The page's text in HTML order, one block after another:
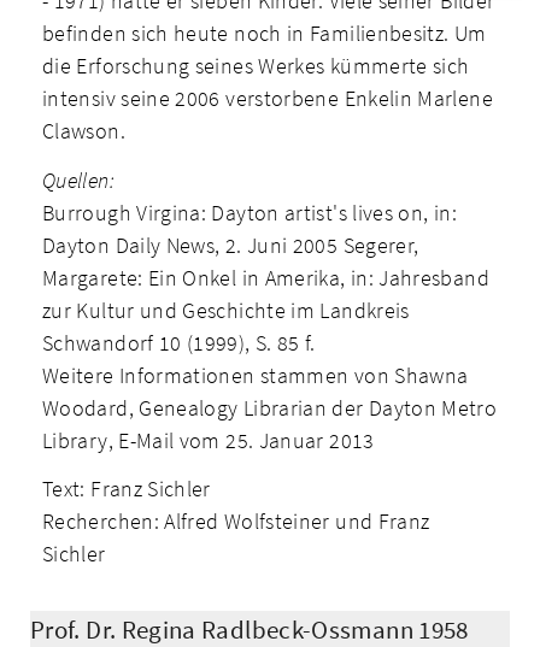
befinden sich heute noch in Familienbesitz. Um
die Erforschung seines Werkes kümmerte sich
intensiv seine 2006 verstorbene Enkelin Marlene
Clawson.
Quellen:
Burrough Virgina: Dayton artist's lives on, in:
Dayton Daily News, 2. Juni 2005 Segerer,
Margarete: Ein Onkel in Amerika, in: Jahresband
zur Kultur und Geschichte im Landkreis
Schwandorf 10 (1999), S. 85 f.
Weitere Informationen stammen von Shawna
Woodard, Genealogy Librarian der Dayton Metro
Library, E-Mail vom 25. Januar 2013
Text: Franz Sichler
Recherchen: Alfred Wolfsteiner und Franz
Sichler
Prof. Dr. Regina Radlbeck-Ossmann 1958